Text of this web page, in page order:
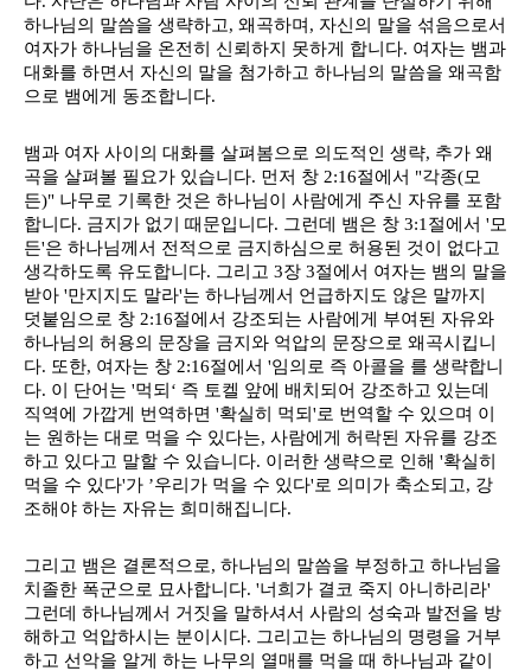
하나님의 말씀을 생략하고, 왜곡하며, 자신의 말을 섞음으로서
여자가 하나님을 온전히 신뢰하지 못하게 합니다. 여자는 뱀과
대화를 하면서 자신의 말을 첨가하고 하나님의 말씀을 왜곡함
으로 뱀에게 동조합니다.
뱀과 여자 사이의 대화를 살펴봄으로 의도적인 생략, 추가 왜
곡을 살펴볼 필요가 있습니다. 먼저 창 2:16절에서 "각종(모
든)" 나무로 기록한 것은 하나님이 사람에게 주신 자유를 포함
합니다. 금지가 없기 때문입니다. 그런데 뱀은 창 3:1절에서 '모
든'은 하나님께서 전적으로 금지하심으로 허용된 것이 없다고
생각하도록 유도합니다. 그리고 3장 3절에서 여자는 뱀의 말을
받아 '만지지도 말라'는 하나님께서 언급하지도 않은 말까지
덧붙임으로 창 2:16절에서 강조되는 사람에게 부여된 자유와
하나님의 허용의 문장을 금지와 억압의 문장으로 왜곡시킵니
다. 또한, 여자는 창 2:16절에서 '임의로 즉 아콜을 를 생략합니
다. 이 단어는 '먹되‘ 즉 토켈 앞에 배치되어 강조하고 있는데
직역에 가깝게 번역하면 '확실히 먹되'로 번역할 수 있으며 이
는 원하는 대로 먹을 수 있다는, 사람에게 허락된 자유를 강조
하고 있다고 말할 수 있습니다. 이러한 생략으로 인해 '확실히
먹을 수 있다'가 ’우리가 먹을 수 있다'로 의미가 축소되고, 강
조해야 하는 자유는 희미해집니다.
그리고 뱀은 결론적으로, 하나님의 말씀을 부정하고 하나님을
치졸한 폭군으로 묘사합니다. '너희가 결코 죽지 아니하리라'
그런데 하나님께서 거짓을 말하셔서 사람의 성숙과 발전을 방
해하고 억압하시는 분이시다. 그리고는 하나님의 명령을 거부
하고 선악을 알게 하는 나무의 열매를 먹을 때 하나님과 같이